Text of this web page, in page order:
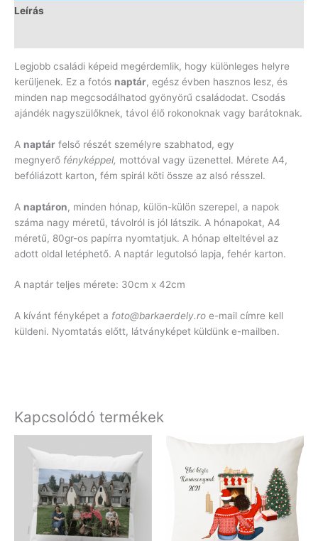
Leírás
Legjobb családi képeid megérdemlik, hogy különleges helyre
kerüljenek. Ez a fotós naptár, egész évben hasznos lesz, és
minden nap megcsodálhatod gyönyörű családodat. Csodás
ajándék nagyszülőknek, távol élő rokonoknak vagy barátoknak.
A naptár felső részét személyre szabhatod, egy
megnyerő fényképpel, mottóval vagy üzenettel. Mérete A4,
befóliázott karton, fém spirál köti össze az alsó résszel.
A naptáron, minden hónap, külön-külön szerepel, a napok
száma nagy méretű, távolról is jól látszik. A hónapokat, A4
méretű, 80gr-os papírra nyomtatjuk. A hónap elteltével az
adott oldal letéphető. A naptár legutolsó lapja, fehér karton.
A naptár teljes mérete: 30cm x 42cm
A kívánt fényképet a foto@barkaerdely.ro e-mail címre kell
küldeni. Nyomtatás előtt, látványképet küldünk e-mailben.
Kapcsolódó termékek